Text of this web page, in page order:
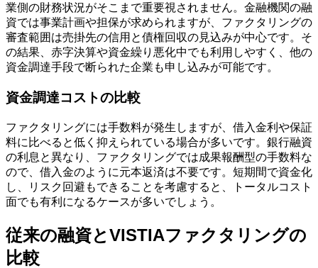
業側の財務状況がそこまで重要視されません。金融機関の融
資では事業計画や担保が求められますが、ファクタリングの
審査範囲は売掛先の信用と債権回収の見込みが中心です。そ
の結果、赤字決算や資金繰り悪化中でも利用しやすく、他の
資金調達手段で断られた企業も申し込みが可能です。
資金調達コストの比較
ファクタリングには手数料が発生しますが、借入金利や保証
料に比べると低く抑えられている場合が多いです。銀行融資
の利息と異なり、ファクタリングでは成果報酬型の手数料な
ので、借入金のように元本返済は不要です。短期間で資金化
し、リスク回避もできることを考慮すると、トータルコスト
面でも有利になるケースが多いでしょう。
従来の融資とVISTIAファクタリングの
比較